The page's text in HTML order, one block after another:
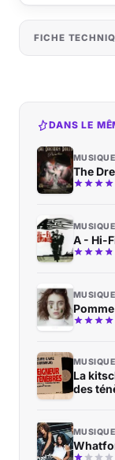
FICHE
DANS LE
MUSIQUE
The
MUSIQUE
A - Hi-
MUSIQUE
MUSIQUE
La
des
MUSIQUE